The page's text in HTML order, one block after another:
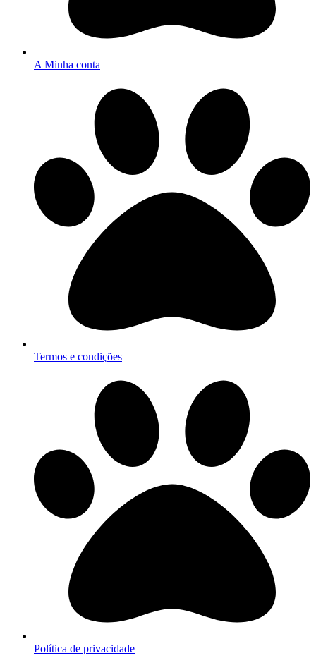
A Minha conta
Termos e condições
Política de privacidade